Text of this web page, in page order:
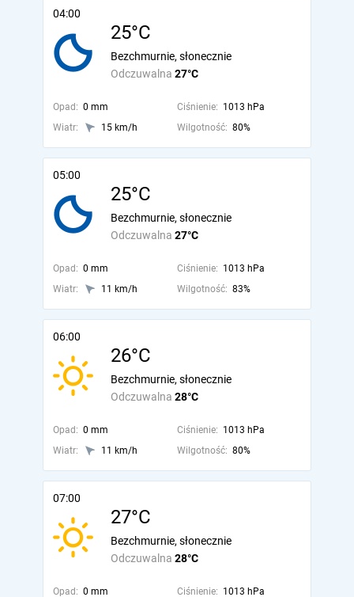
04:00
25°C
Odczuwalna 27°C
Bezchmurnie, słonecznie
Opad: 0 mm Ciśnienie: 1013 hPa
Wiatr:
15 km/h Wilgotność: 80%
05:00
25°C
Odczuwalna 27°C
Bezchmurnie, słonecznie
Opad: 0 mm Ciśnienie: 1013 hPa
Wiatr:
11 km/h Wilgotność: 83%
06:00
26°C
Odczuwalna 28°C
Bezchmurnie, słonecznie
Opad: 0 mm Ciśnienie: 1013 hPa
Wiatr:
11 km/h Wilgotność: 80%
07:00
27°C
Odczuwalna 28°C
Bezchmurnie, słonecznie
Opad: 0 mm Ciśnienie: 1013 hPa